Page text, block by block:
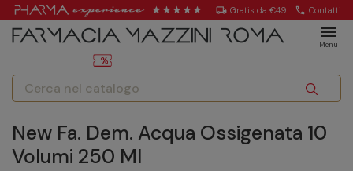
local_shipping Gratis da €49 call Contatti
menu
Menu
New Fa. Dem. Acqua Ossigenata 10
Volumi 250 Ml